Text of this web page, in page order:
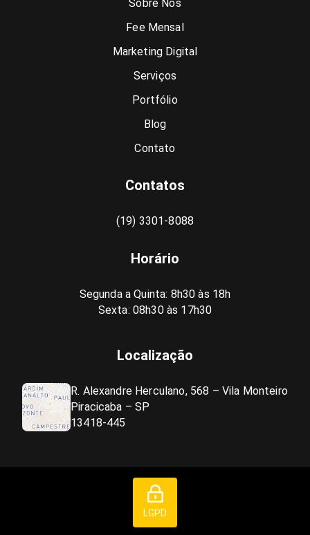
Sobre Nós
Fee Mensal
Marketing Digital
Serviços
Portfólio
Blog
Contato
Contatos
(19) 3301-8088
Horário
Segunda a Quinta: 8h30 às 18h
Sexta: 08h30 às 17h30
Localização
R. Alexandre Herculano, 568 – Vila Monteiro
Piracicaba – SP
13418-445
LGPD